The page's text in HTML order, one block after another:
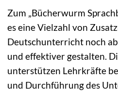
Zum „Bücherwurm
es eine Vielzahl von
Deutschunterricht noch
und effektiver gestalten.
unterstützen Lehrkräfte
und Durchführung des